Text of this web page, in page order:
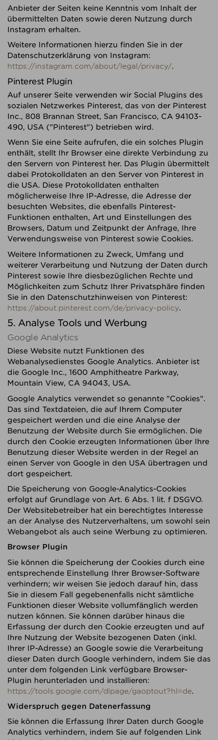
Anbieter der Seiten keine Kenntnis vom Inhalt der
übermittelten Daten sowie deren Nutzung durch
Instagram erhalten.
Weitere Informationen hierzu finden Sie in der
Datenschutzerklärung von Instagram:
https://instagram.com/about/legal/privacy/.
Pinterest Plugin
Auf unserer Seite verwenden wir Social Plugins des
sozialen Netzwerkes Pinterest, das von der Pinterest
Inc., 808 Brannan Street, San Francisco, CA 94103-
490, USA ("Pinterest") betrieben wird.
Wenn Sie eine Seite aufrufen, die ein solches Plugin
enthält, stellt Ihr Browser eine direkte Verbindung zu
den Servern von Pinterest her. Das Plugin übermittelt
dabei Protokolldaten an den Server von Pinterest in
die USA. Diese Protokolldaten enthalten
möglicherweise Ihre IP-Adresse, die Adresse der
besuchten Websites, die ebenfalls Pinterest-
Funktionen enthalten, Art und Einstellungen des
Browsers, Datum und Zeitpunkt der Anfrage, Ihre
Verwendungsweise von Pinterest sowie Cookies.
Weitere Informationen zu Zweck, Umfang und
weiterer Verarbeitung und Nutzung der Daten durch
Pinterest sowie Ihre diesbezüglichen Rechte und
Möglichkeiten zum Schutz Ihrer Privatsphäre finden
Sie in den Datenschutzhinweisen von Pinterest:
https://about.pinterest.com/de/privacy-policy.
5. Analyse Tools und Werbung
Google Analytics
Diese Website nutzt Funktionen des
Webanalysedienstes Google Analytics. Anbieter ist
die Google Inc., 1600 Amphitheatre Parkway,
Mountain View, CA 94043, USA.
Google Analytics verwendet so genannte "Cookies".
Das sind Textdateien, die auf Ihrem Computer
gespeichert werden und die eine Analyse der
Benutzung der Website durch Sie ermöglichen. Die
durch den Cookie erzeugten Informationen über Ihre
Benutzung dieser Website werden in der Regel an
einen Server von Google in den USA übertragen und
dort gespeichert.
Die Speicherung von Google-Analytics-Cookies
erfolgt auf Grundlage von Art. 6 Abs. 1 lit. f DSGVO.
Der Websitebetreiber hat ein berechtigtes Interesse
an der Analyse des Nutzerverhaltens, um sowohl sein
Webangebot als auch seine Werbung zu optimieren.
Browser Plugin
Sie können die Speicherung der Cookies durch eine
entsprechende Einstellung Ihrer Browser-Software
verhindern; wir weisen Sie jedoch darauf hin, dass
Sie in diesem Fall gegebenenfalls nicht sämtliche
Funktionen dieser Website vollumfänglich werden
nutzen können. Sie können darüber hinaus die
Erfassung der durch den Cookie erzeugten und auf
Ihre Nutzung der Website bezogenen Daten (inkl.
Ihrer IP-Adresse) an Google sowie die Verarbeitung
dieser Daten durch Google verhindern, indem Sie das
unter dem folgenden Link verfügbare Browser-
Plugin herunterladen und installieren:
https://tools.google.com/dlpage/gaoptout?hl=de.
Widerspruch gegen Datenerfassung
Sie können die Erfassung Ihrer Daten durch Google
Analytics verhindern, indem Sie auf folgenden Link